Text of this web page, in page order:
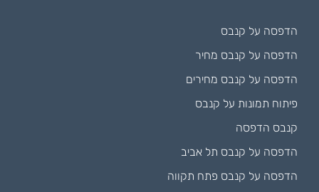
הדפסה על קנבס
הדפסה על קנבס מחיר
הדפסה על קנבס מחירים
פיתוח תמונות על קנבס
קנבס הדפסה
הדפסה על קנבס תל אביב
הדפסה על קנבס פתח תקווה